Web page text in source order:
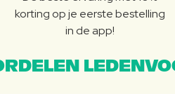
korting op je eerste bestelling
in de app!